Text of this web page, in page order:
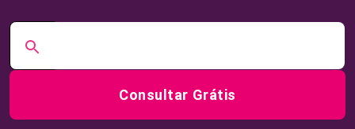
Consultar Grátis